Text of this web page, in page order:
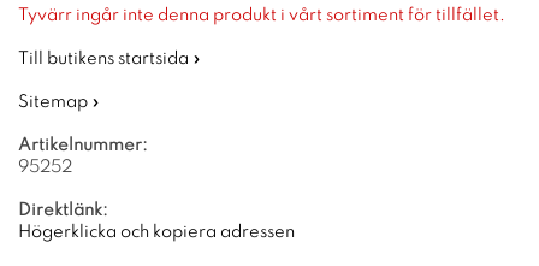
Tyvärr ingår inte denna produkt i vårt sortiment för tillfället.
Till butikens startsida »
Sitemap »
Artikelnummer:
95252
Direktlänk:
Högerklicka och kopiera adressen